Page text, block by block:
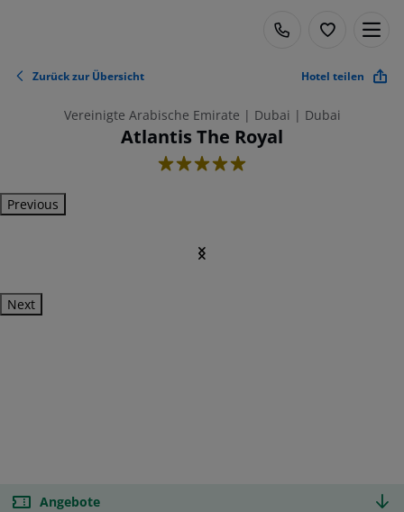
Zurück zur Übersicht Hotel teilen
Vereinigte Arabische Emirate | Dubai | Dubai
Atlantis The Royal
5
Previous
Next
Angebote